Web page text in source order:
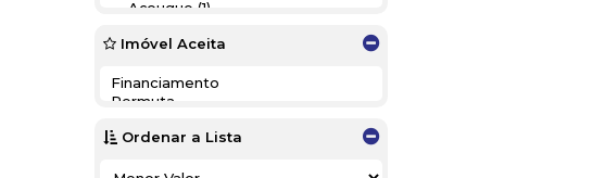
Imóvel Aceita
Ordenar a Lista